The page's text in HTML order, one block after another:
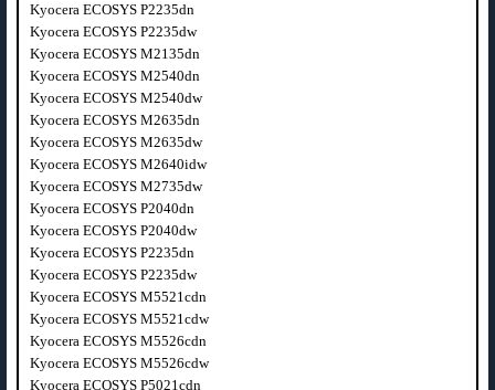
Kyocera ECOSYS P2235dn
Kyocera ECOSYS P2235dw
Kyocera ECOSYS M2135dn
Kyocera ECOSYS M2540dn
Kyocera ECOSYS M2540dw
Kyocera ECOSYS M2635dn
Kyocera ECOSYS M2635dw
Kyocera ECOSYS M2640idw
Kyocera ECOSYS M2735dw
Kyocera ECOSYS P2040dn
Kyocera ECOSYS P2040dw
Kyocera ECOSYS P2235dn
Kyocera ECOSYS P2235dw
Kyocera ECOSYS M5521cdn
Kyocera ECOSYS M5521cdw
Kyocera ECOSYS M5526cdn
Kyocera ECOSYS M5526cdw
Kyocera ECOSYS P5021cdn